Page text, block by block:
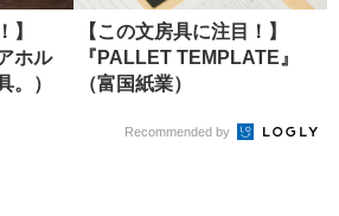
】
ホル
。）
【この文房具に注目！】
『PALLET TEMPLATE』
（富国紙業）
Recommended by